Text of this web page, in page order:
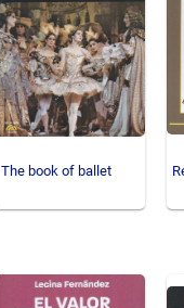
The book of ballet